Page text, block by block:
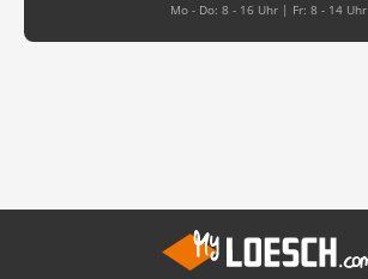
Mo - Do: 8 - 16 Uhr | Fr: 8 - 14 Uhr